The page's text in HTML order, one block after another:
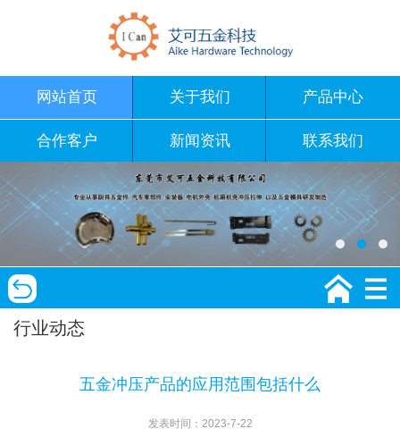
网站首页 关于我们 产品中心
合作客户 新闻资讯 联系我们
行业动态
五金冲压产品的应用范围包括什么
发表时间：2023-7-22